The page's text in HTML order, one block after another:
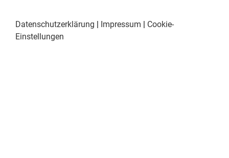
Datenschutzerklärung Impressum
Cookie-
Einstellungen